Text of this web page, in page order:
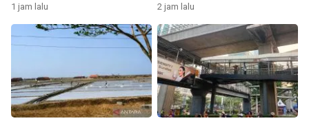
1 jam lalu 2 jam lalu